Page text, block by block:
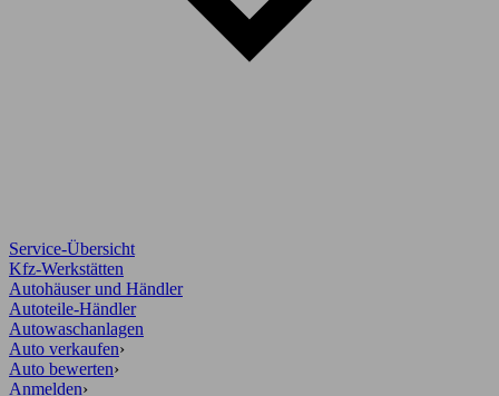
Service-Übersicht
Kfz-Werkstätten
Autohäuser und Händler
Autoteile-Händler
Autowaschanlagen
Auto verkaufen›
Auto bewerten›
Anmelden›